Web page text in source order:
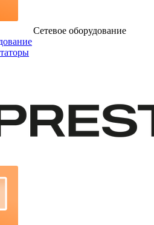
Сетевое оборудование